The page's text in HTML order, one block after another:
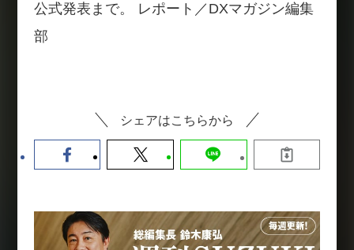
公式発表まで。 レポート／DXマガジン編集
部
シェアはこちらから